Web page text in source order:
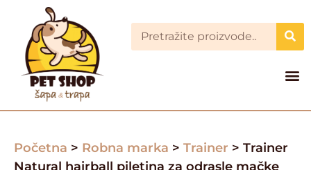
Početna > Robna marka > Trainer > Trainer
Natural hairball piletina za odrasle mačke